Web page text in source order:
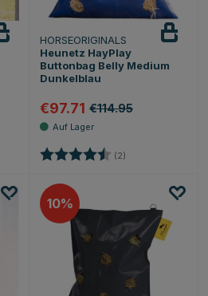
Sternen
HORSEORIGINALS
Heunetz HayPlay
Buttonbag Belly Medium
Dunkelblau
€97.71 €114.95
Bewertung: (2)
10